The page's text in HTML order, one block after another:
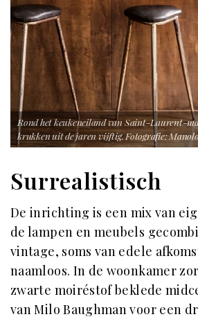
Rond het keukeneiland van Saint-Laurent-
krukken uit de jaren vijftig. Fotografie:
Surrealistisch
De inrichting is een mix van
de lampen en meubels
vintage, soms van edele
naamloos. In de woonkamer
zwarte moiréstof beklede
van Milo Baughman voor een